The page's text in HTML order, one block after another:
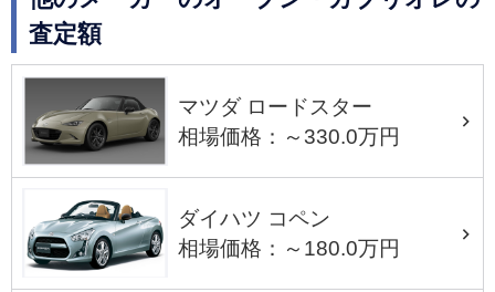
査定額
マツダ ロードスター
相場価格：～330.0万円
ダイハツ コペン
相場価格：～180.0万円